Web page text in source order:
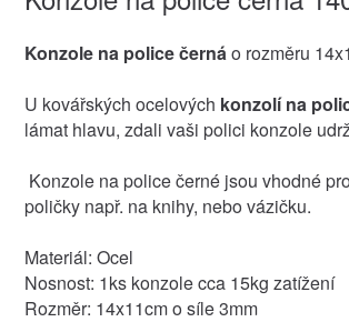
Konzole na police černáo rozměru
U kovářských ocelových konzolí na
lámat hlavu, zdali vaši polici konzole
Konzole na police černé jsou vhodné
poličky např. na knihy, nebo vázičku.
Materiál: Ocel
Nosnost: 1ks konzole cca 15kg zatížení
Rozměr: 14x11cm o síle 3mm